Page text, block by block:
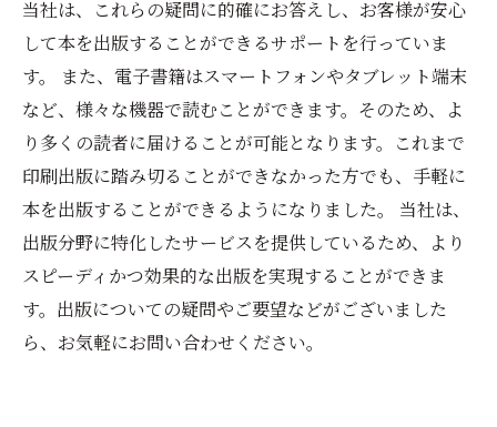
当社は、これらの疑問に的確にお答えし、お客様が安心
して本を出版することができるサポートを行っていま
す。 また、電子書籍はスマートフォンやタブレット端末
など、様々な機器で読むことができます。そのため、よ
り多くの読者に届けることが可能となります。これまで
印刷出版に踏み切ることができなかった方でも、手軽に
本を出版することができるようになりました。 当社は、
出版分野に特化したサービスを提供しているため、より
スピーディかつ効果的な出版を実現することができま
す。出版についての疑問やご要望などがございました
ら、お気軽にお問い合わせください。